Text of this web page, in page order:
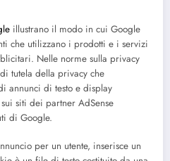
illustrano il modo in cui Google
che utilizzano i prodotti e i servizi
Nelle norme sulla privacy
tutela della privacy che
annunci di testo e display
siti dei partner AdSense
di Google.
per un utente, inserisce un